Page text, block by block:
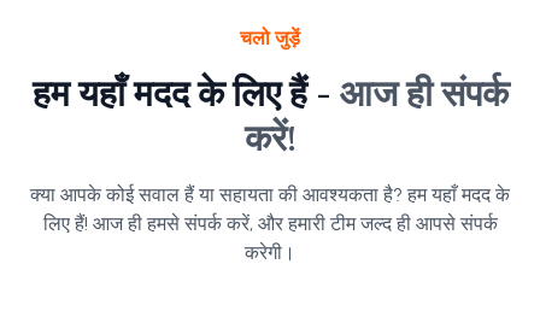
चलो जुड़ें
हम यहाँ मदद के लिए हैं - आज ही संपर्क
करें!
क्या आपके कोई सवाल हैं या सहायता की आवश्यकता है? हम यहाँ मदद के
लिए हैं! आज ही हमसे संपर्क करें, और हमारी टीम जल्द ही आपसे संपर्क
करेगी।